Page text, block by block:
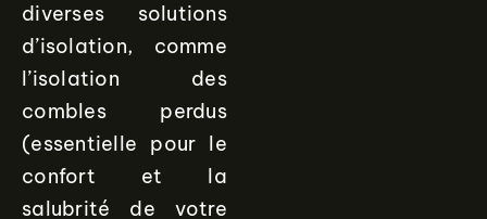
diverses solutions
d’isolation, comme
l’isolation des
combles perdus
(essentielle pour le
confort et la
salubrité de votre